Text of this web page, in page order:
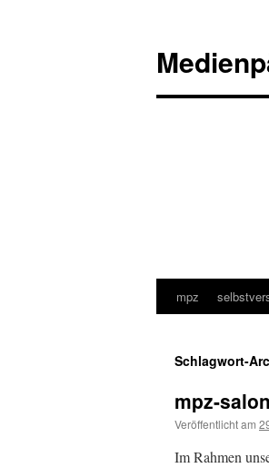
Zum
springen
mpz
Schlagwort-
mpz-
Veröffentlicht am
Im Rahmen